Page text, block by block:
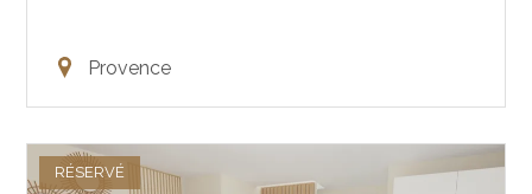
Provence
RÉSERVÉ